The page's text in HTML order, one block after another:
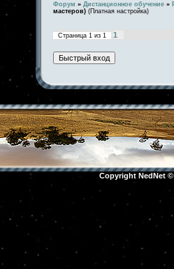
Форум » Дистанционное обучение »
мастеров) (Платная настройка)
Страница 1 из 1 1
Copyright NedNet